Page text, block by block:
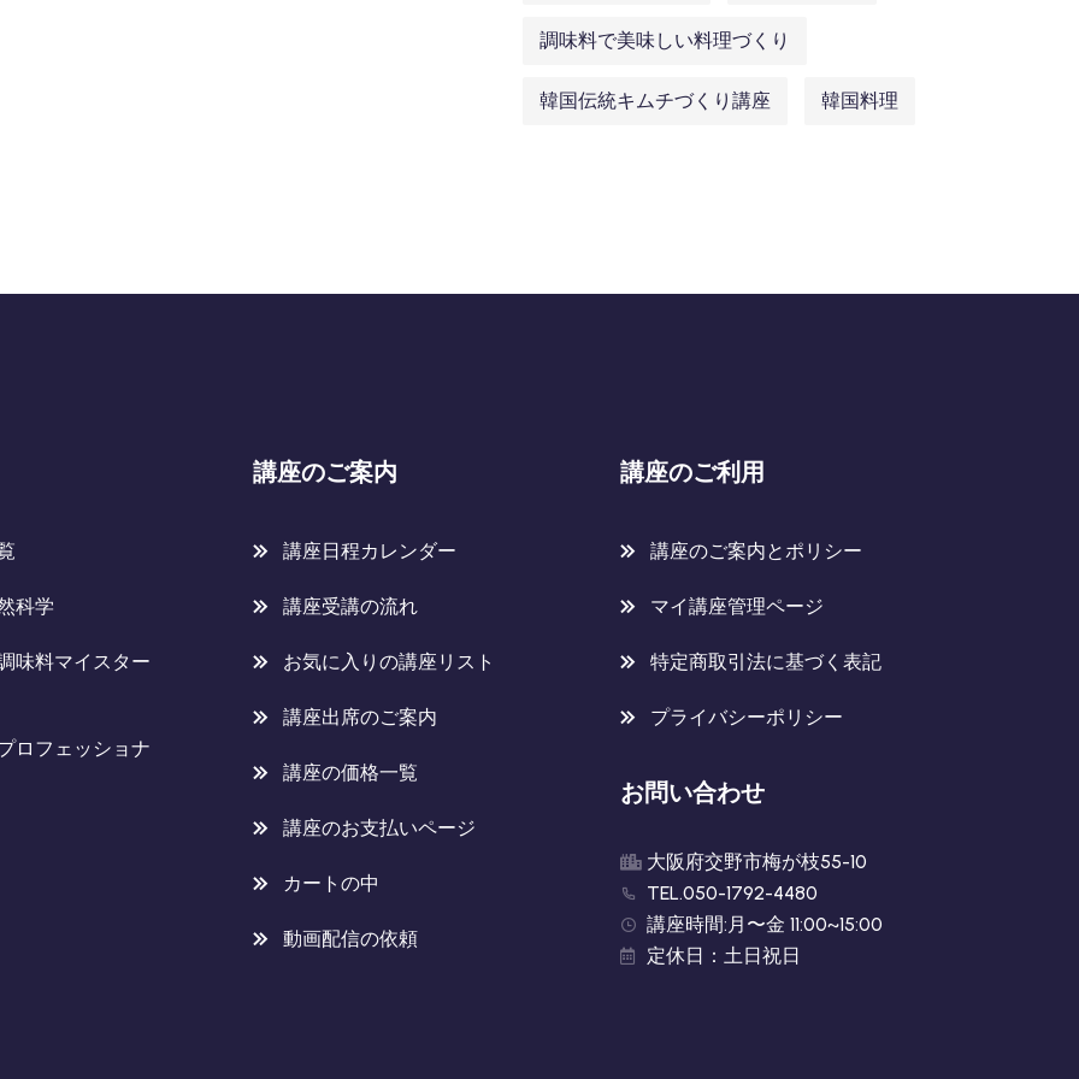
調味料で美味しい料理づくり
韓国伝統キムチづくり講座 韓国料理
科学
味料マイスター
ロフェッショナ
講座のご案内
講座日程カレンダー
講座受講の流れ
お気に入りの講座リスト
講座出席のご案内
講座の価格一覧
講座のお支払いページ
カートの中
動画配信の依頼
講座のご利用
講座のご案内とポリシー
マイ講座管理ページ
特定商取引法に基づく表記
プライバシーポリシー
お問い合わせ
大阪府交野市梅が枝55-10
TEL.050-1792-4480
講座時間:月〜金 11:00~15:00
定休日：土日祝日